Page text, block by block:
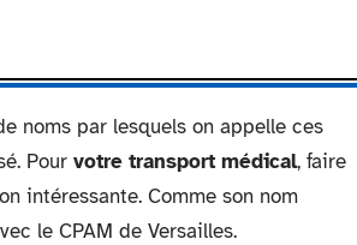
noms par lesquels on appelle ces
Pour votre transport médical, faire
intéressante. Comme son nom
le CPAM de Versailles.